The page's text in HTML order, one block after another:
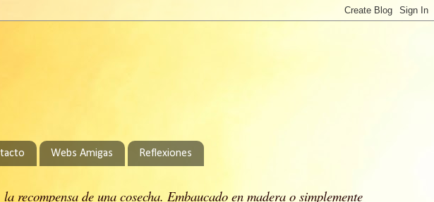
Webs Amigas Reflexiones
recompensa de una cosecha. Embaucado en madera o simplemente